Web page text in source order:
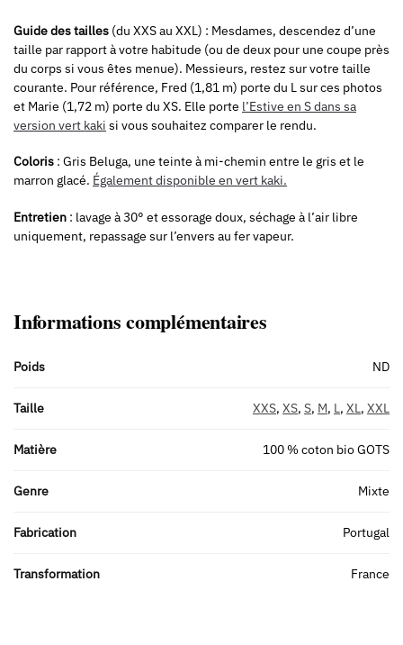
Guide des tailles (du XXS au XXL) : Mesdames, descendez d’une
taille par rapport à votre habitude (ou de deux pour une coupe près
du corps si vous êtes menue). Messieurs, restez sur votre taille
courante. Pour référence, Fred (1,81 m) porte du L sur ces photos
et Marie (1,72 m) porte du XS. Elle porte l’Estive en S dans sa
version vert kaki si vous souhaitez comparer le rendu.
Coloris : Gris Beluga, une teinte à mi-chemin entre le gris et le
marron glacé. Également disponible en vert kaki.
Entretien : lavage à 30° et essorage doux, séchage à l’air libre
uniquement, repassage sur l’envers au fer vapeur.
Informations complémentaires
Poids ND
Taille XXS, XS, S, M, L, XL, XXL
Matière 100 % coton bio GOTS
Genre Mixte
Fabrication Portugal
Transformation France